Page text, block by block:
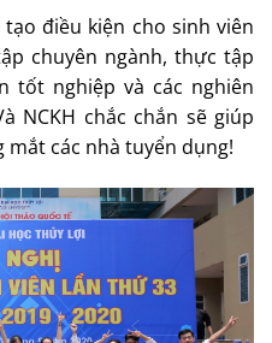
điều kiện cho sinh viên
chuyên ngành, thực tập
tốt nghiệp và các nghiên
NCKH chắc chắn sẽ giúp
mắt các nhà tuyển dụng!